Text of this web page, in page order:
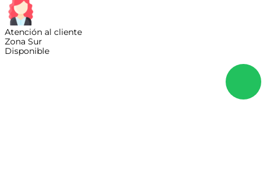
Atención al cliente
Zona Sur
Disponible